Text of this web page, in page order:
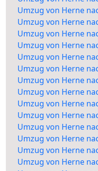
Umzug von Herne
Umzug von Herne
Umzug von Herne
Umzug von Herne
Umzug von Herne
Umzug von Herne
Umzug von Herne
Umzug von Herne
Umzug von Herne
Umzug von Herne
Umzug von Herne
Umzug von Herne
Umzug von Herne
Umzug von Herne